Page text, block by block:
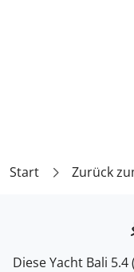
Start Zurück
Diese Yacht Bali